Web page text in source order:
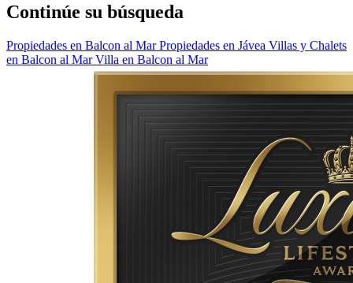
Continúe su búsqueda
Propiedades en Balcon al MarPropiedades en Jávea Villas y Chalets
en Balcon al MarVilla en Balcon al Mar